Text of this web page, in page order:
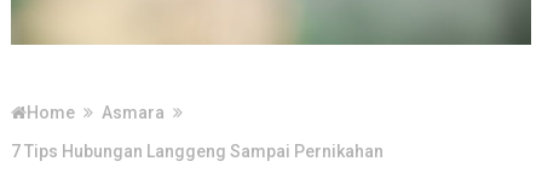
Home
Asmara
7 Tips Hubungan Langgeng Sampai Pernikahan